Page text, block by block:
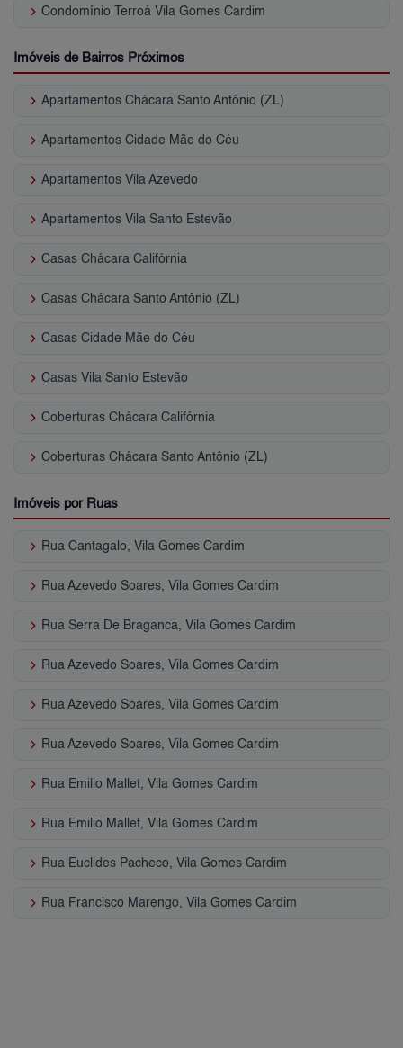
keyboard_arrow_right Condomínio Terroá Vila Gomes Cardim
Imóveis de Bairros Próximos
keyboard_arrow_right Apartamentos Chácara Santo Antônio (ZL)
keyboard_arrow_right Apartamentos Cidade Mãe do Céu
keyboard_arrow_right Apartamentos Vila Azevedo
keyboard_arrow_right Apartamentos Vila Santo Estevão
keyboard_arrow_right Casas Chácara Califórnia
keyboard_arrow_right Casas Chácara Santo Antônio (ZL)
keyboard_arrow_right Casas Cidade Mãe do Céu
keyboard_arrow_right Casas Vila Santo Estevão
keyboard_arrow_right Coberturas Chácara Califórnia
keyboard_arrow_right Coberturas Chácara Santo Antônio (ZL)
Imóveis por Ruas
keyboard_arrow_right Rua Cantagalo, Vila Gomes Cardim
keyboard_arrow_right Rua Azevedo Soares, Vila Gomes Cardim
keyboard_arrow_right Rua Serra De Braganca, Vila Gomes Cardim
keyboard_arrow_right Rua Azevedo Soares, Vila Gomes Cardim
keyboard_arrow_right Rua Azevedo Soares, Vila Gomes Cardim
keyboard_arrow_right Rua Azevedo Soares, Vila Gomes Cardim
keyboard_arrow_right Rua Emilio Mallet, Vila Gomes Cardim
keyboard_arrow_right Rua Emilio Mallet, Vila Gomes Cardim
keyboard_arrow_right Rua Euclides Pacheco, Vila Gomes Cardim
keyboard_arrow_right Rua Francisco Marengo, Vila Gomes Cardim